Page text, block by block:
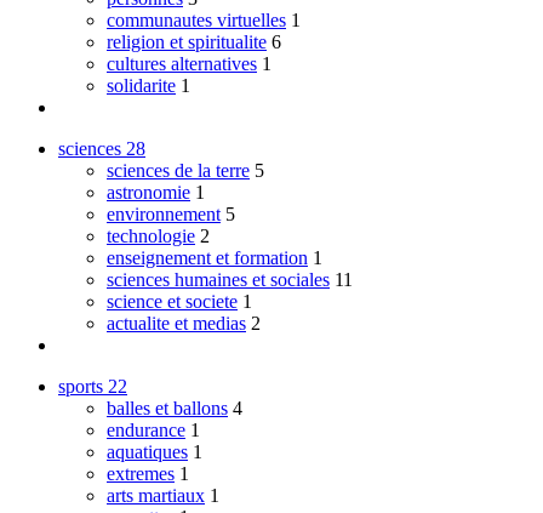
communautes virtuelles 1
religion et spiritualite 6
cultures alternatives 1
solidarite 1
sciences 28
sciences de la terre 5
astronomie 1
environnement 5
technologie 2
enseignement et formation 1
sciences humaines et sociales 11
science et societe 1
actualite et medias 2
sports 22
balles et ballons 4
endurance 1
aquatiques 1
extremes 1
arts martiaux 1